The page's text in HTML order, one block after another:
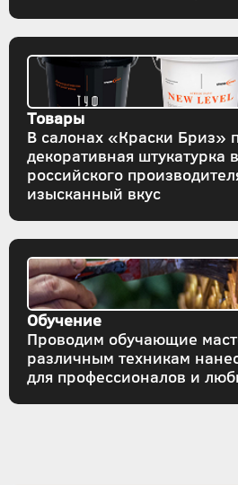
Товары
В салонах «Краски Бриз»
декоративная штукатурка
российского
изысканный вкус
Обучение
Проводим обучающие
различным техникам
для профессионалов и